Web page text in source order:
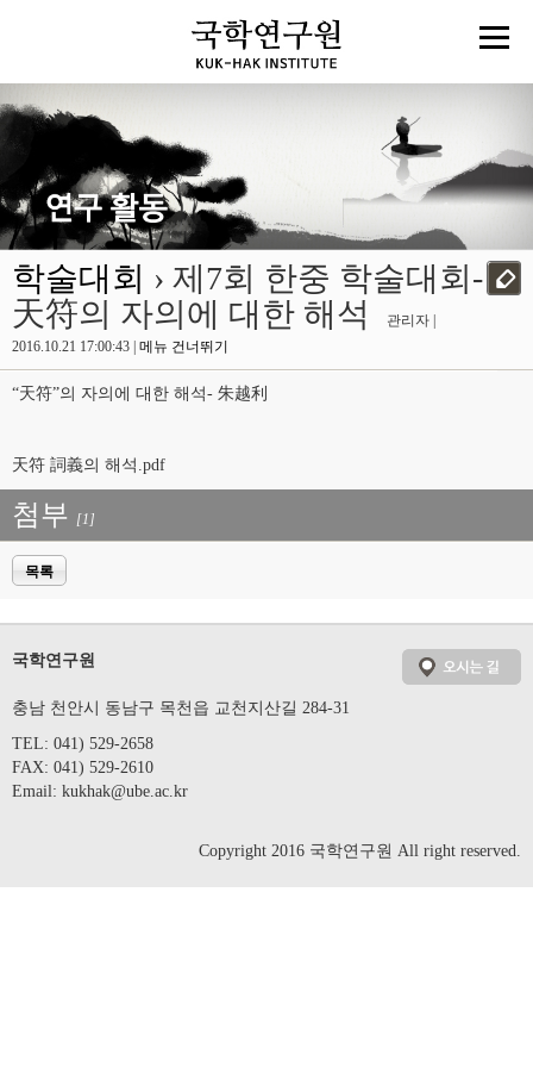
학술대회 › 제7회 한중 학술대회-
天符의 자의에 대한 해석
관리자 |
2016.10.21 17:00:43 | 메뉴 건너뛰기
“天符”의 자의에 대한 해석- 朱越利
天符 詞義의 해석.pdf
첨부 [1]
목록
국학연구원
충남 천안시 동남구 목천읍 교천지산길 284-31
TEL: 041) 529-2658
FAX: 041) 529-2610
Email: kukhak@ube.ac.kr
Copyright 2016 국학연구원 All right reserved.